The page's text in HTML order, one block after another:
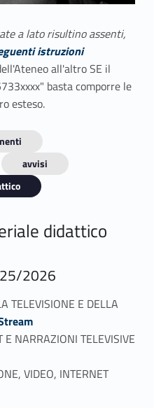
a lato risultino assenti,
istruzioni
all'altro SE il
basta comporre le
esteso.
avvisi
didattico
2026
TELEVISIONE E DELLA
NARRAZIONI TELEVISIVE
VIDEO, INTERNET